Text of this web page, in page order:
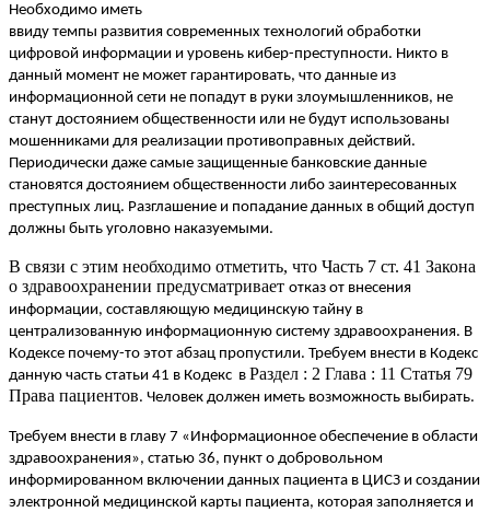
Необходимо иметь
ввиду темпы развития современных технологий обработки
цифровой информации и уровень кибер-преступности. Никто в
данный момент не может гарантировать, что данные из
информационной сети не попадут в руки злоумышленников, не
станут достоянием общественности или не будут использованы
мошенниками для реализации противоправных действий.
Периодически даже самые защищенные банковские данные
становятся достоянием общественности либо заинтересованных
преступных лиц. Разглашение и попадание данных в общий доступ
должны быть уголовно наказуемыми.
В связи с этим необходимо отметить, что Часть 7 ст. 41 Закона
о здравоохранении предусматривает отказ от внесения
информации, составляющую медицинскую тайну в
централизованную информационную систему здравоохранения. В
Кодексе почему-то этот абзац пропустили. Требуем внести в Кодекс
данную часть статьи 41 в Кодекс в Раздел : 2 Глава : 11 Статья 79
Права пациентов. Человек должен иметь возможность выбирать.
Требуем внести в главу 7 «Информационное обеспечение в области
здравоохранения», статью 36, пункт о добровольном
информированном включении данных пациента в ЦИСЗ и создании
электронной медицинской карты пациента, которая заполняется и